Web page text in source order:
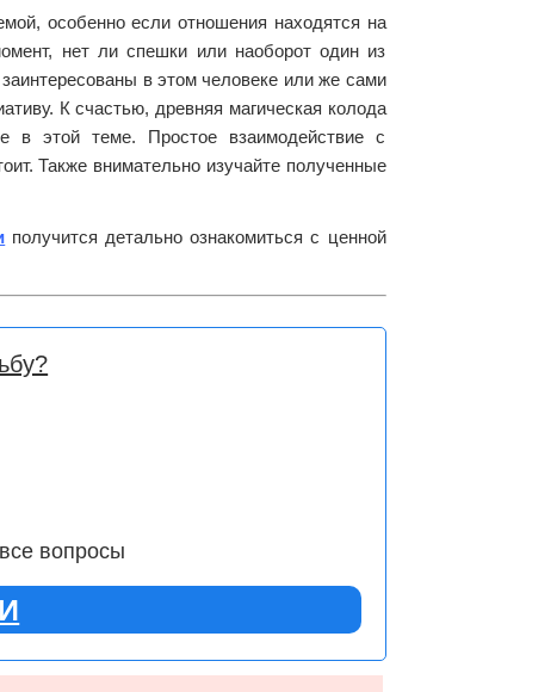
особенно если отношения находятся на
нет ли спешки или наоборот один из
в этом человеке или же сами
К счастью, древняя магическая колода
в этой теме. Простое взаимодействие с
Также внимательно изучайте полученные
получится детально ознакомиться с ценной
вопросы